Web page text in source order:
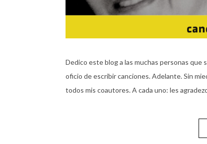
Dedico este blog a las muchas personas
oficio de escribir canciones. Adelante. Sin
todos mis coautores. A cada uno: les